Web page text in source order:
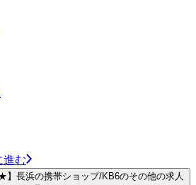
進む
長浜の携帯ショップ/KB6のその他の求人